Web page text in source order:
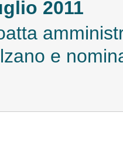
2011
e